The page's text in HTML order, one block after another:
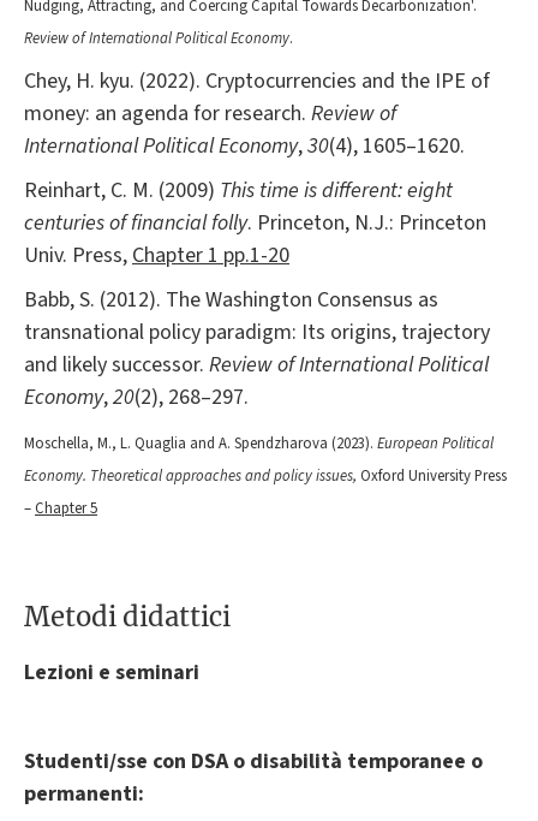
Nudging, Attracting, and Coercing Capital Towards Decarbonization'.
Review of International Political Economy.
Chey, H. kyu. (2022). Cryptocurrencies and the IPE of
money: an agenda for research. Review of
International Political Economy,30(4), 1605–1620.
Reinhart, C. M. (2009) This time is different: eight
centuries of financial folly. Princeton, N.J.: Princeton
Univ. Press,Chapter 1 pp.1-20
Babb, S. (2012). The Washington Consensus as
transnational policy paradigm: Its origins, trajectory
and likely successor. Review of International Political
Economy,20(2), 268–297.
Moschella, M., L. Quaglia and A. Spendzharova (2023). European Political
Economy. Theoretical approaches and policy issues, Oxford University Press
–Chapter 5
Metodi didattici
Lezioni e seminari
Studenti/sse con DSA o disabilità temporanee o
permanenti: